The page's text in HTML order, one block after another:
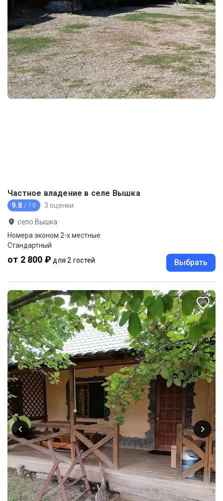
Частное владение в селе Вышка
9.8 / 10 3 оценки
село Вышка
Номера эконом 2-х местные
Стандартный
от 2 800 ₽ для 2 гостей Выбрать